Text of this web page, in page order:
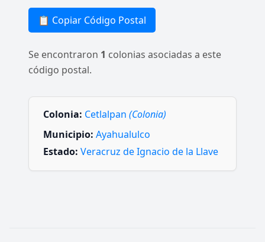
📋 Copiar Código Postal
Se encontraron 1 colonias asociadas a este
código postal.
Colonia: Cetlalpan (Colonia)
Municipio: Ayahualulco
Estado: Veracruz de Ignacio de la Llave